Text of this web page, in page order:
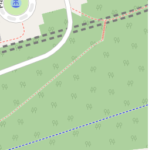
Pronájem kanceláře 17 m², Praha 7
10 000 Kč za měsíc
Malířská, Praha 7